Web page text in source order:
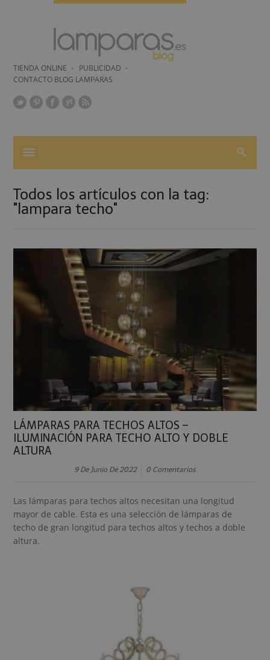
TIENDA ONLINE
PUBLICIDAD
CONTACTO BLOG LAMPARAS
Todos los artículos con la tag:
"lampara techo"
LÁMPARAS PARA TECHOS ALTOS –
ILUMINACIÓN PARA TECHO ALTO Y DOBLE
ALTURA
9 De Junio De 2022 0 Comentarios
Las lámparas para techos altos necesitan una longitud
mayor de cable. Esta es una selección de lámparas de
techo de gran longitud para techos altos y techos a doble
altura.